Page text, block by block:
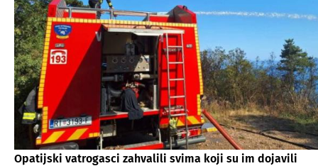
Opatijski vatrogasci zahvalili svima koji su im dojavili